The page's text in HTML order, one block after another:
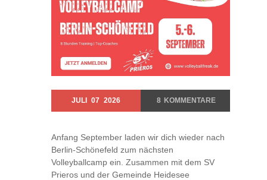
JULI 07 2026 8 KOMMENTARE
Anfang September laden wir dich wieder nach
Berlin-Schönefeld zum nächsten
Volleyballcamp ein. Zusammen mit dem SV
Prieros und der Gemeinde Heidesee